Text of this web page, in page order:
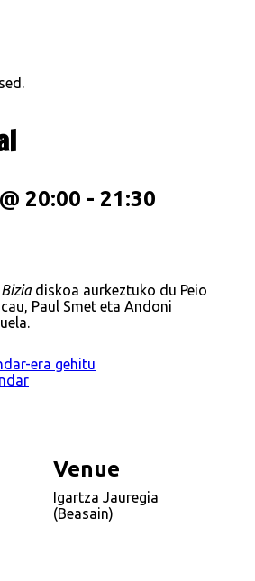
20:00 - 21:30
diskoa aurkeztuko du Peio
Paul Smet eta Andoni
era gehitu
Venue
Igartza Jauregia
(Beasain)